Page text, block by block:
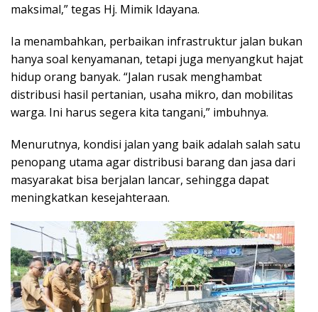
maksimal,” tegas Hj. Mimik Idayana.
Ia menambahkan, perbaikan infrastruktur jalan bukan
hanya soal kenyamanan, tetapi juga menyangkut hajat
hidup orang banyak. “Jalan rusak menghambat
distribusi hasil pertanian, usaha mikro, dan mobilitas
warga. Ini harus segera kita tangani,” imbuhnya.
Menurutnya, kondisi jalan yang baik adalah salah satu
penopang utama agar distribusi barang dan jasa dari
masyarakat bisa berjalan lancar, sehingga dapat
meningkatkan kesejahteraan.